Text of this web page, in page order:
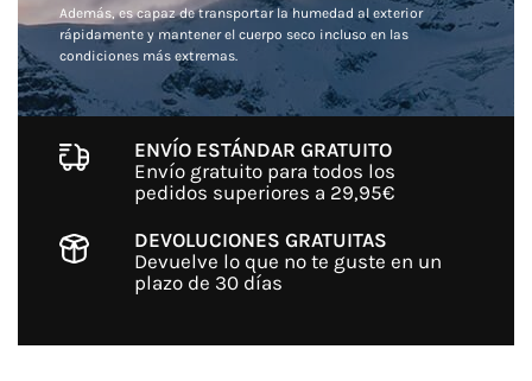
Además, es capaz de transportar la humedad al exterior
rápidamente y mantener el cuerpo seco incluso en las
condiciones más extremas.
ENVÍO ESTÁNDAR GRATUITO
Envío gratuito para todos los
pedidos superiores a 29,95€
DEVOLUCIONES GRATUITAS
Devuelve lo que no te guste en un
plazo de 30 días